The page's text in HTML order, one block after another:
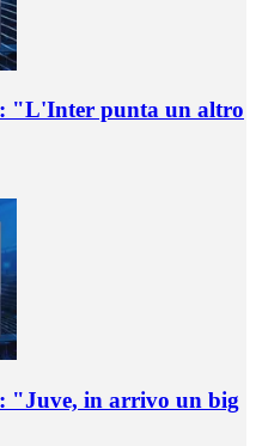
"L'Inter punta un altro
"Juve, in arrivo un big